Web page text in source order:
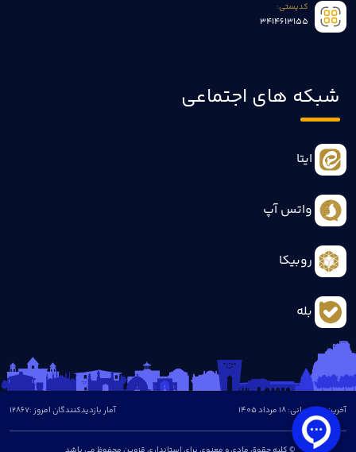
کدپستی:
3414613155
شبکه های اجتماعی
ایتا
واتس آپ
روبیکا
بله
آخرین بروزرسانی: 18 مرداد 1405 آمار بازدیدکنندگان امروز :12867